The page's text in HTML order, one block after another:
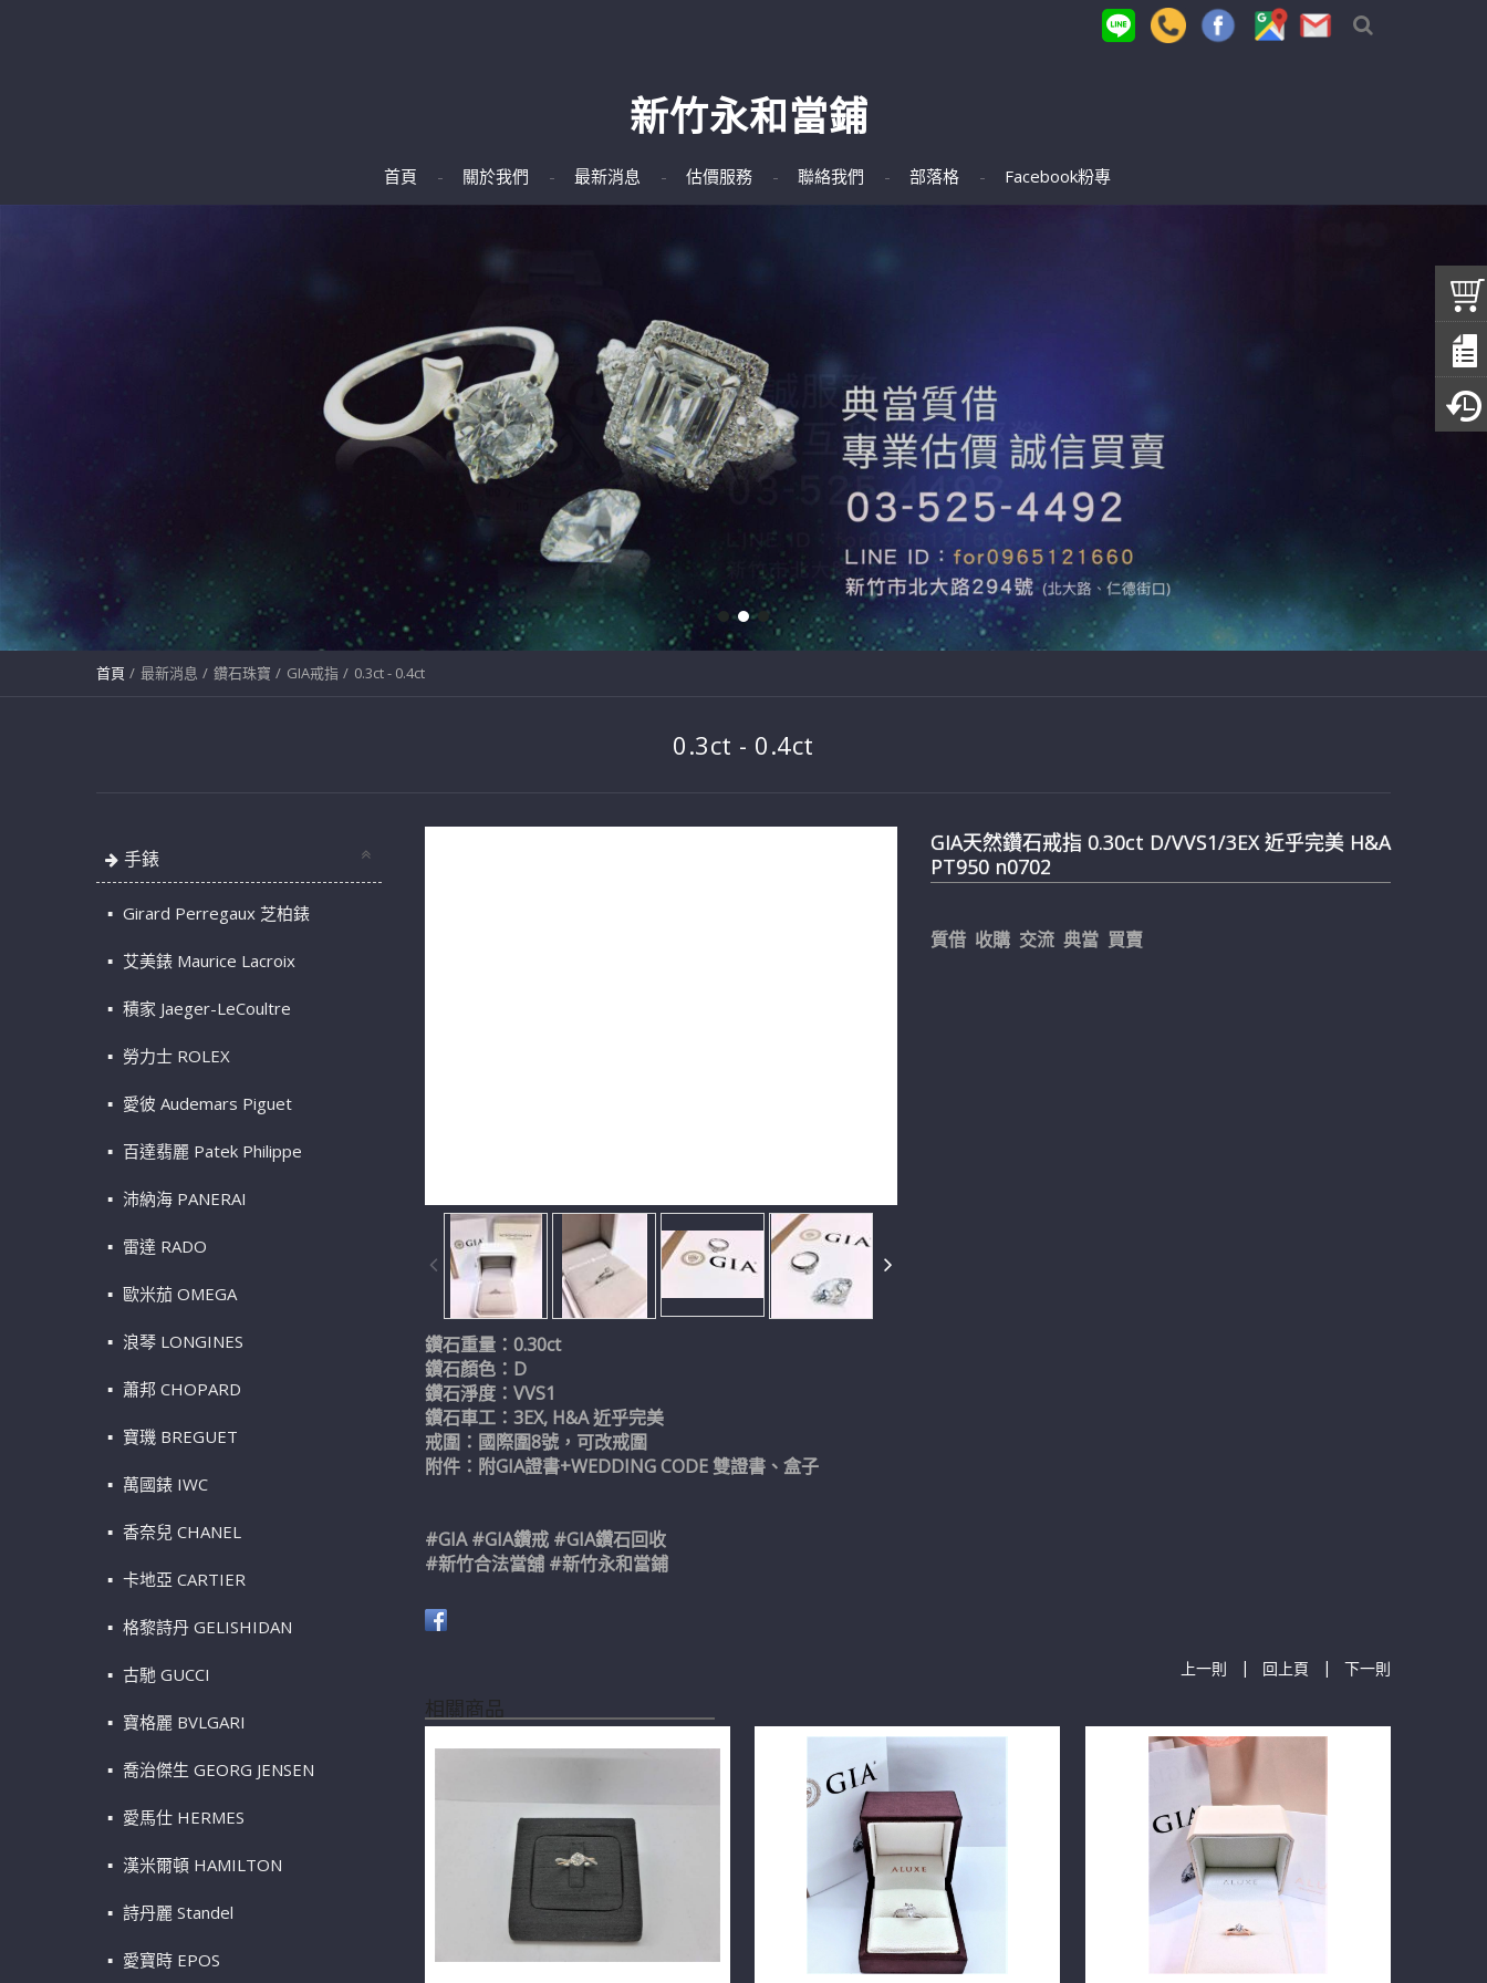
新竹永和當鋪
首頁 關於我們 最新消息 估價服務 聯絡我們 部落格 Facebook粉專
首頁 最新消息 鑽石珠寶 GIA戒指 0.3ct - 0.4ct
0.3ct - 0.4ct
手錶
Girard Perregaux 芝柏錶
艾美錶 Maurice Lacroix
積家 Jaeger-LeCoultre
勞力士 ROLEX
愛彼 Audemars Piguet
百達翡麗 Patek Philippe
沛納海 PANERAI
雷達 RADO
歐米茄 OMEGA
浪琴 LONGINES
蕭邦 CHOPARD
寶璣 BREGUET
萬國錶 IWC
香奈兒 CHANEL
卡地亞 CARTIER
格黎詩丹 GELISHIDAN
古馳 GUCCI
寶格麗 BVLGARI
喬治傑生 GEORG JENSEN
愛馬仕 HERMES
漢米爾頓 HAMILTON
詩丹麗 Standel
愛寶時 EPOS
GIA天然鑽石戒指 0.30ct D/VVS1/3EX 近乎完美 H&A
PT950 n0702
質借 收購 交流 典當 買賣
鑽石重量：0.30ct
鑽石顏色：D
鑽石淨度：VVS1
鑽石車工：3EX, H&A 近乎完美
戒圍：國際圍8號，可改戒圍
附件：附GIA證書+WEDDING CODE 雙證書、盒子
#GIA #GIA鑽戒 #GIA鑽石回收
#新竹合法當舖 #新竹永和當鋪
上一則 | 回上頁 | 下一則
相關商品